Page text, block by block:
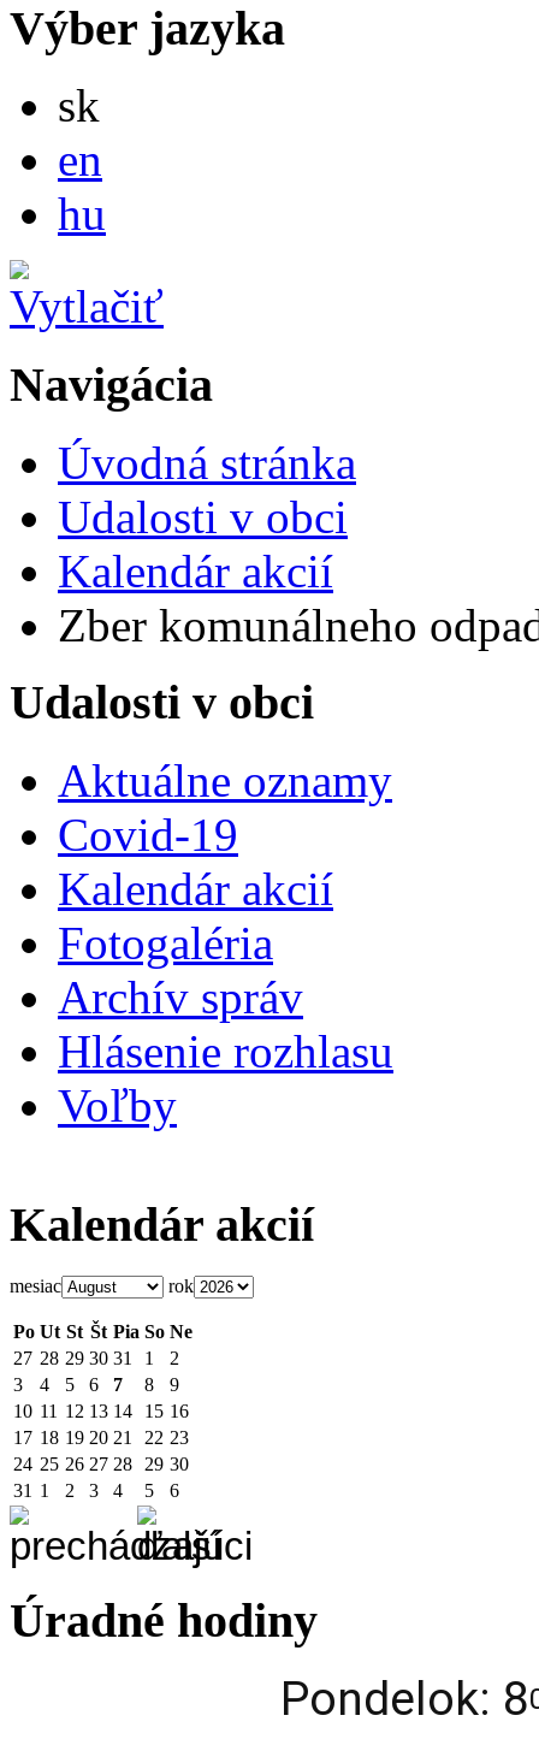
Výber jazyka
sk
en
hu
Navigácia
Úvodná stránka
Udalosti v obci
Kalendár akcií
Zber komunálneho
Udalosti v obci
Aktuálne oznamy
Covid-19
Kalendár akcií
Fotogaléria
Archív správ
Hlásenie rozhlasu
Voľby
Kalendár akcií
mesiac rok
Po Ut St Št Pia So Ne
27 28 29 30 31 1
2
3
4 5 6 7 8
9
10 11 12 13 14 15 16
17 18 19 20 21 22 23
24 25 26 27 28 29 30
31 1 2 3 4 5 6
Úradné hodiny
Pondelok: 8